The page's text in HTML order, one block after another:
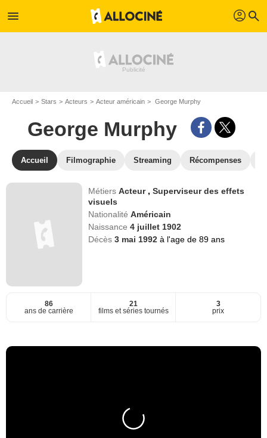
menu profil search
Accueil Stars Acteurs Acteur américain George Murphy
George Murphy
Accueil Filmographie Streaming Récompenses
MétiersActeur ,Superviseur des effets
visuels
NationalitéAméricain
Naissance4 juillet 1902
Décès3 mai 1992à l'age de 89 ans
86
ans de carrière
21
films et séries tournés
3
prix